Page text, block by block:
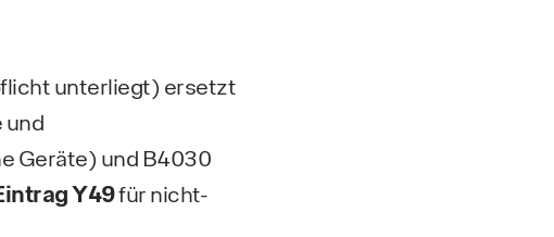
unterliegt) ersetzt
und
Geräte) und B4030
Y49für nicht-